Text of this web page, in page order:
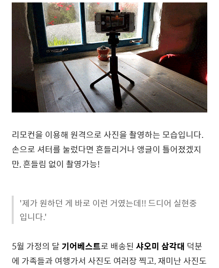
리모컨을 이용해 원격으로 사진을 촬영하는 모습입니다.
손으로 셔터를 눌렀다면 흔들리거나 앵글이 틀어졌겠지
만, 흔들림 없이 촬영가능!
'제가 원하던 게 바로 이런 거였는데!! 드디어 실현중
입니다.'
5월 가정의 달 기어베스트로 배송된 샤오미 삼각대 덕분
에 가족들과 여행가서 사진도 여러장 찍고, 재미난 사진도